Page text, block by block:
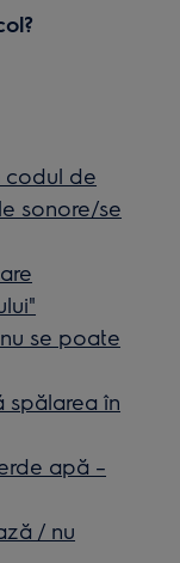
codul de
sonore/se
se poate
spălarea în
apă –
/ nu